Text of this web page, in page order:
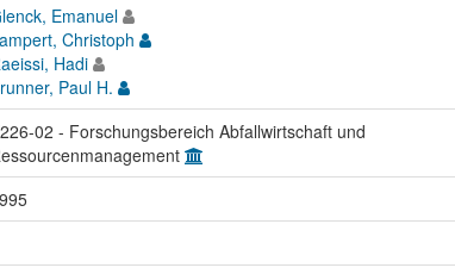
Emanuel
Christoph
Hadi
Paul H.
02 - Forschungsbereich Abfallwirtschaft und